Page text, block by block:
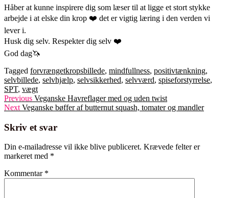
Håber at kunne inspirere dig som læser til at ligge et stort stykke
arbejde i at elske din krop ❤️ det er vigtig læring i den verden vi
lever i.
Husk dig selv. Respekter dig selv ❤️
God dag🦄
Tagged forvrængetkropsbillede, mindfullness, positivtænkning,
selvbillede, selvhjælp, selvsikkerhed, selvværd, spiseforstyrrelse,
SPT, vægt
Indlægsnavigation
Previous Previous
post:
Veganske Havreflager med og uden twist
Next Next
Veganske bøffer af butternut squash, tomater og mandler
Skriv et svar
Din e-mailadresse vil ikke blive publiceret. Krævede felter er
markeret med *
Kommentar *